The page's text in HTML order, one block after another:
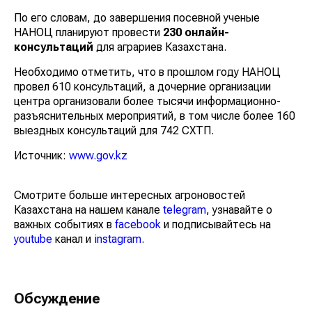
По его словам, до завершения посевной ученые
НАНОЦ планируют провести 230 онлайн-
консультаций для аграриев Казахстана.
Необходимо отметить, что в прошлом году НАНОЦ
провел 610 консультаций, а дочерние организации
центра организовали более тысячи информационно-
разъяснительных мероприятий, в том числе более 160
выездных консультаций для 742 СХТП.
Источник: www.gov.kz
Смотрите больше интересных агроновостей
Казахстана на нашем канале telegram, узнавайте о
важных событиях в facebook и подписывайтесь на
youtube канал и instagram.
Обсуждение